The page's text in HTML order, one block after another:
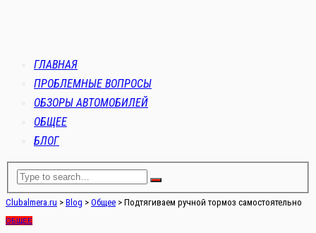
ГЛАВНАЯ
ПРОБЛЕМНЫЕ ВОПРОСЫ
ОБЗОРЫ АВТОМОБИЛЕЙ
ОБЩЕЕ
БЛОГ
Clubalmera.ru > Blog > Общее > Подтягиваем ручной тормоз самостоятельно
ОБЩЕЕ